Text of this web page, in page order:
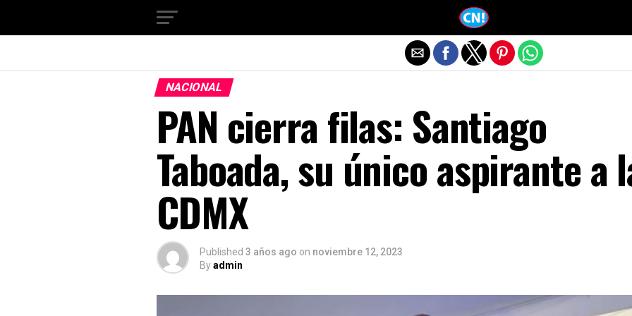
NACIONAL
PAN cierra filas: Santiago
Taboada, su único aspirante a
CDMX
Published 3 años ago on noviembre 12, 2023
Byadmin
Salir de la versión móvil